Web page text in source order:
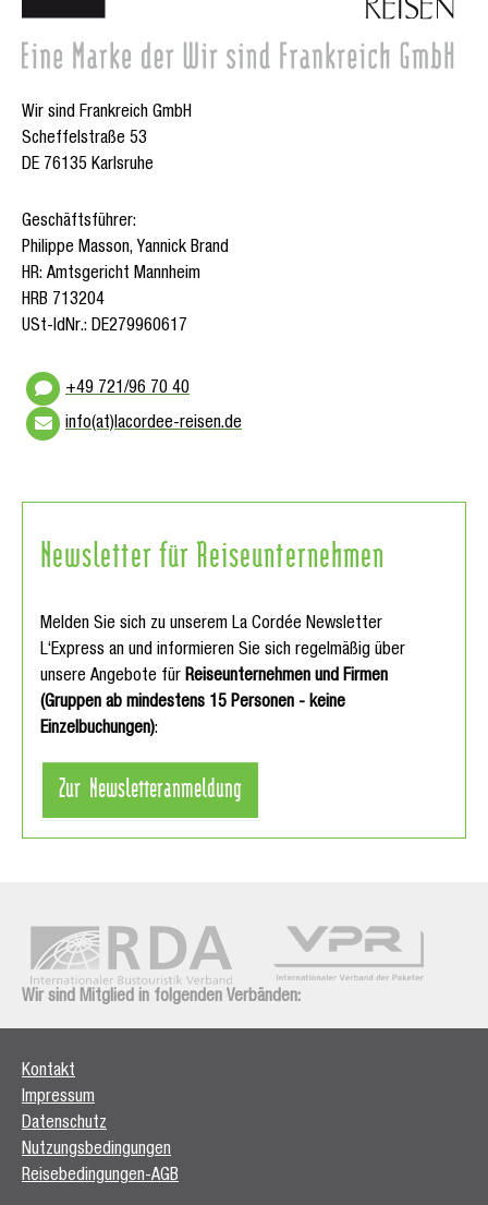
Wir sind Frankreich GmbH
Scheffelstraße 53
DE 76135 Karlsruhe
Geschäftsführer:
Philippe Masson, Yannick Brand
HR: Amtsgericht Mannheim
HRB 713204
USt-IdNr.: DE279960617
+49 721/96 70 40
info(at)lacordee-reisen.de
Newsletter für Reiseunternehmen
Melden Sie sich zu unserem La Cordée Newsletter
L‘Express an und informieren Sie sich regelmäßig über
unsere Angebote für Reiseunternehmen und Firmen
(Gruppen ab mindestens 15 Personen - keine
Einzelbuchungen):
Zur Newsletteranmeldung
Wir sind Mitglied in folgenden Verbänden:
Kontakt
Impressum
Datenschutz
Nutzungsbedingungen
Reisebedingungen-AGB